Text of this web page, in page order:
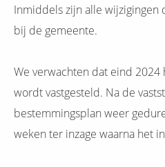
Inmiddels zijn alle
bij de gemeente.
We verwachten dat eind
wordt vastgesteld. Na de
bestemmingsplan weer
weken ter inzage waarna het